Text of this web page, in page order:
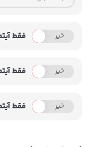
بله خیر فقط
بله خیر فقط
بله خیر فقط